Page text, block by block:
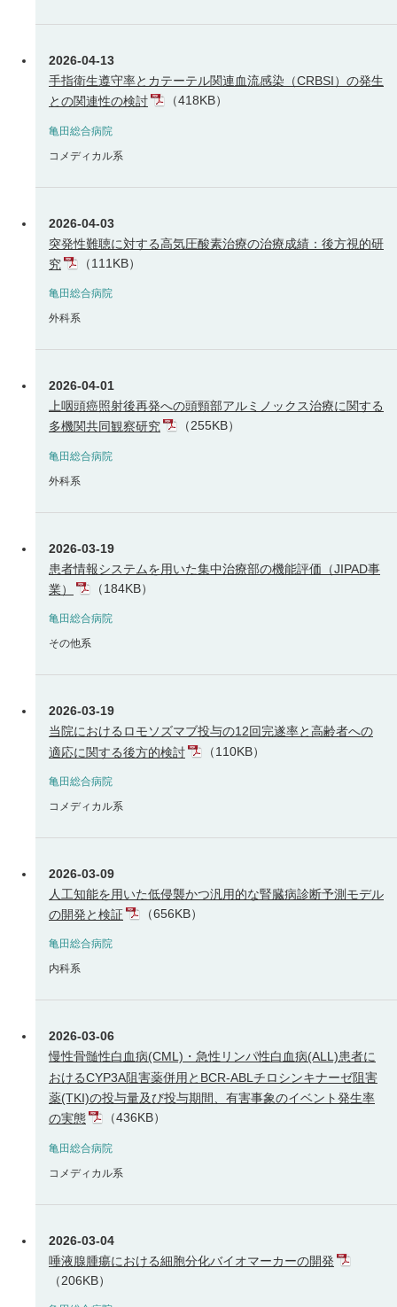
2026-04-13
手指衛生遵守率とカテーテル関連血流感染（CRBSI）の発生
との関連性の検討
（418KB）
亀田総合病院
コメディカル系
2026-04-03
突発性難聴に対する高気圧酸素治療の治療成績：後方視的研
究
（111KB）
亀田総合病院
外科系
2026-04-01
上咽頭癌照射後再発への頭頸部アルミノックス治療に関する
多機関共同観察研究
（255KB）
亀田総合病院
外科系
2026-03-19
患者情報システムを用いた集中治療部の機能評価（JIPAD事
業）
（184KB）
亀田総合病院
その他系
2026-03-19
当院におけるロモソズマブ投与の12回完遂率と高齢者への
適応に関する後方的検討
（110KB）
亀田総合病院
コメディカル系
2026-03-09
人工知能を用いた低侵襲かつ汎用的な腎臓病診断予測モデル
の開発と検証
（656KB）
亀田総合病院
内科系
2026-03-06
慢性骨髄性白血病(CML)・急性リンパ性白血病(ALL)患者に
おけるCYP3A阻害薬併用とBCR-ABLチロシンキナーゼ阻害
薬(TKI)の投与量及び投与期間、有害事象のイベント発生率
の実態
（436KB）
亀田総合病院
コメディカル系
2026-03-04
唾液腺腫瘍における細胞分化バイオマーカーの開発
（206KB）